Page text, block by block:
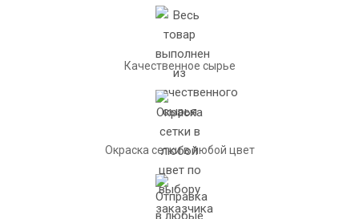
Качественное сырье
Окраска сетки в любой цвет